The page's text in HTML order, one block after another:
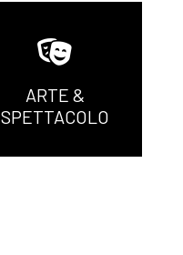
ARTE &
SPETTACOLO